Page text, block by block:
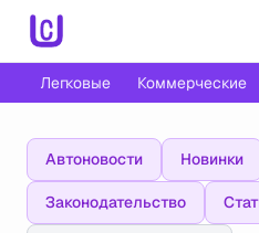
Легковые Коммерческие
Автоновости Новинки
Законодательство